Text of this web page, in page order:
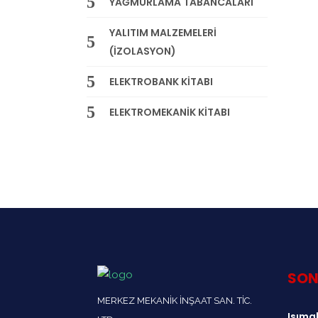
YALITIM MALZEMELERİ
(İZOLASYON)
ELEKTROBANK KİTABI
ELEKTROMEKANİK KİTABI
MERKEZ MEKANİK İNŞAAT SAN. TİC.